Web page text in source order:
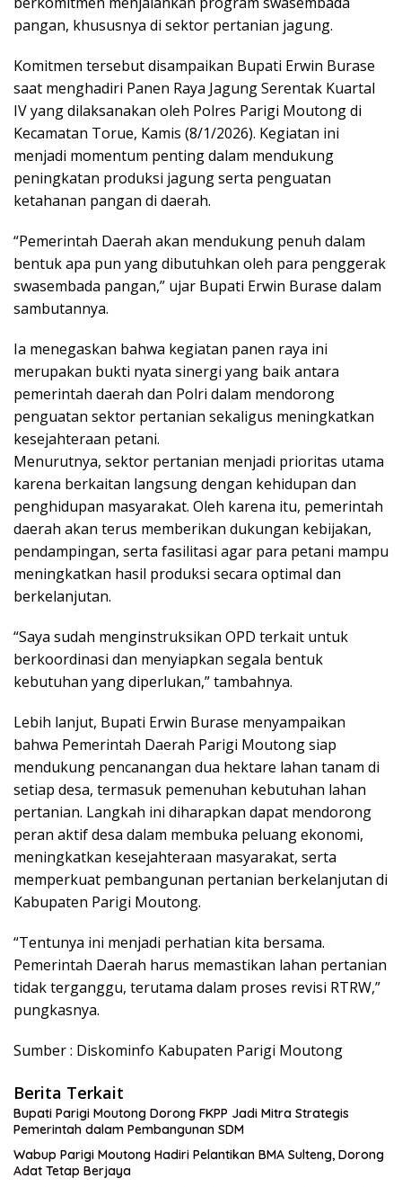
pangan, khususnya di sektor pertanian jagung.
Komitmen tersebut disampaikan Bupati Erwin Burase
saat menghadiri Panen Raya Jagung Serentak Kuartal
IV yang dilaksanakan oleh Polres Parigi Moutong di
Kecamatan Torue, Kamis (8/1/2026). Kegiatan ini
menjadi momentum penting dalam mendukung
peningkatan produksi jagung serta penguatan
ketahanan pangan di daerah.
“Pemerintah Daerah akan mendukung penuh dalam
bentuk apa pun yang dibutuhkan oleh para penggerak
swasembada pangan,” ujar Bupati Erwin Burase dalam
sambutannya.
Ia menegaskan bahwa kegiatan panen raya ini
merupakan bukti nyata sinergi yang baik antara
pemerintah daerah dan Polri dalam mendorong
penguatan sektor pertanian sekaligus meningkatkan
kesejahteraan petani.
Menurutnya, sektor pertanian menjadi prioritas utama
karena berkaitan langsung dengan kehidupan dan
penghidupan masyarakat. Oleh karena itu, pemerintah
daerah akan terus memberikan dukungan kebijakan,
pendampingan, serta fasilitasi agar para petani mampu
meningkatkan hasil produksi secara optimal dan
berkelanjutan.
“Saya sudah menginstruksikan OPD terkait untuk
berkoordinasi dan menyiapkan segala bentuk
kebutuhan yang diperlukan,” tambahnya.
Lebih lanjut, Bupati Erwin Burase menyampaikan
bahwa Pemerintah Daerah Parigi Moutong siap
mendukung pencanangan dua hektare lahan tanam di
setiap desa, termasuk pemenuhan kebutuhan lahan
pertanian. Langkah ini diharapkan dapat mendorong
peran aktif desa dalam membuka peluang ekonomi,
meningkatkan kesejahteraan masyarakat, serta
memperkuat pembangunan pertanian berkelanjutan di
Kabupaten Parigi Moutong.
“Tentunya ini menjadi perhatian kita bersama.
Pemerintah Daerah harus memastikan lahan pertanian
tidak terganggu, terutama dalam proses revisi RTRW,”
pungkasnya.
Sumber : Diskominfo Kabupaten Parigi Moutong
Berita Terkait
Bupati Parigi Moutong Dorong FKPP Jadi Mitra Strategis
Pemerintah dalam Pembangunan SDM
Wabup Parigi Moutong Hadiri Pelantikan BMA Sulteng, Dorong
Adat Tetap Berjaya